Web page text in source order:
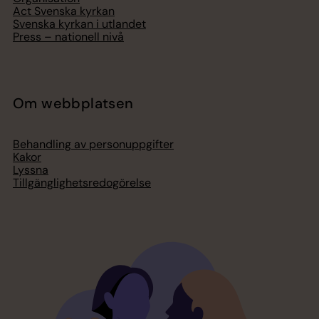
Act Svenska kyrkan
Svenska kyrkan i utlandet
Press – nationell nivå
Om webbplatsen
Behandling av personuppgifter
Kakor
Lyssna
Tillgänglighetsredogörelse